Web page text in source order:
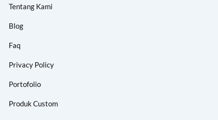
Tentang Kami
Blog
Faq
Privacy Policy
Portofolio
Produk Custom